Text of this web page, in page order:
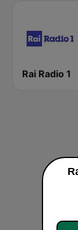
Rai Radio 1